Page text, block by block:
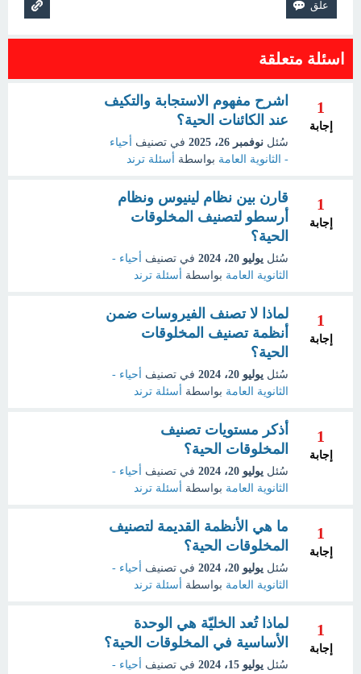
اسئلة متعلقة
1
إجابة
اشرح مفهوم الاستجابة والتكيف
عند الكائنات الحية؟
سُئل نوفمبر 26، 2025 في تصنيف
أحياء
- الثانوية العامة بواسطة أسئلة ترند
1
إجابة
قارن بين نظام لينيوس ونظام
أرسطو لتصنيف المخلوقات
الحية؟
سُئل يوليو 20، 2024 في تصنيف
أحياء -
الثانوية العامة بواسطة أسئلة ترند
1
إجابة
لماذا لا تصنف الفيروسات ضمن
أنظمة تصنيف المخلوقات
الحية؟
سُئل يوليو 20، 2024 في تصنيف
أحياء -
الثانوية العامة بواسطة أسئلة ترند
1
إجابة
أذكر مستويات تصنيف
المخلوقات الحية؟
سُئل يوليو 20، 2024 في تصنيف
أحياء -
الثانوية العامة بواسطة أسئلة ترند
1
إجابة
ما هي الأنظمة القديمة لتصنيف
المخلوقات الحية؟
سُئل يوليو 20، 2024 في تصنيف
أحياء -
الثانوية العامة بواسطة أسئلة ترند
1
إجابة
لماذا تُعد الخليّة هي الوحدة
الأساسية في المخلوقات الحية؟
سُئل يوليو 15، 2024 في تصنيف
أحياء -